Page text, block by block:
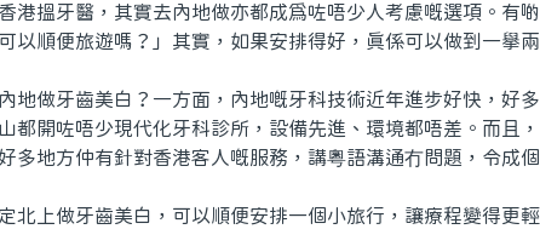
港搵牙醫，其實去內地做亦都成爲咗唔少人考慮嘅選項。有啲
以順便旅遊嗎？」其實，如果安排得好，真係可以做到一舉兩
做牙齒美白？一方面，內地嘅牙科技術近年進步好快，好多
都開咗唔少現代化牙科診所，設備先進、環境都唔差。而且，
多地方仲有針對香港客人嘅服務，講粵語溝通冇問題，令成個
上做牙齒美白，可以順便安排一個小旅行，讓療程變得更輕